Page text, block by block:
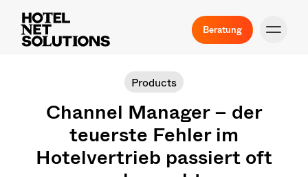
Beratung
Products
Channel Manager – der
teuerste Fehler im
Hotelvertrieb passiert oft